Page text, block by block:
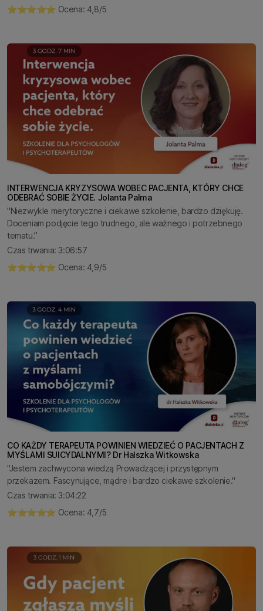
⭐️⭐️⭐️⭐️⭐️ Ocena: 4,8/5
INTERWENCJA KRYZYSOWA WOBEC PACJENTA, KTÓRY CHCE
ODEBRAĆ SOBIE ŻYCIE. Jolanta Palma
"Niezwykle merytoryczne i ciekawe szkolenie, bardzo dziękuję.
Doceniam podjęcie tego trudnego, ale ważnego i potrzebnego
tematu.”
Czas trwania: 3:06:57
⭐️⭐️⭐️⭐️⭐️ Ocena: 4,9/5
CO KAŻDY TERAPEUTA POWINIEN WIEDZIEĆ O PACJENTACH Z
MYŚLAMI SUICYDALNYMI? Dr Halszka Witkowska
"Jestem zachwycona wiedzą Prowadzącej i przystępnym
przekazem. Fascynujące, mądre i bardzo ciekawe szkolenie."
Czas trwania: 3:04:22
⭐️⭐️⭐️⭐️⭐️ Ocena: 4,7/5